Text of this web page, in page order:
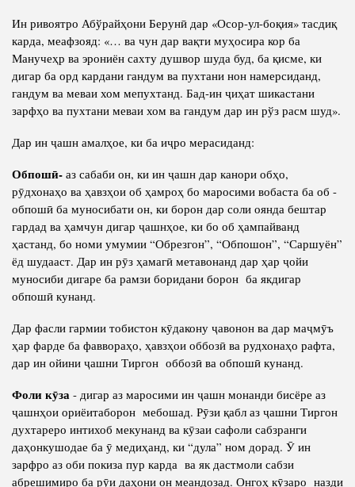
Ин ривоятро Абўрайҳони Берунӣ дар «Осор-ул-боқия» тасдиқ
карда, меафзояд: «… ва чун дар вақти муҳосира кор ба
Манучеҳр ва эрониён сахту душвор шуда буд, ба қисме, ки
дигар ба орд кардани гандум ва пухтани нон намерсиданд,
гандум ва меваи хом мепухтанд. Бад-ин ҷиҳат шикастани
зарфҳо ва пухтани меваи хом ва гандум дар ин рўз расм шуд».
Дар ин ҷашн амалҳое, ки ба иҷро мерасиданд:
Обпошӣ- аз сабаби он, ки ин ҷашн дар канори обҳо,
рӯдхонаҳо ва ҳавзҳои об ҳамроҳ бо маросими вобаста ба об -
обпошӣ ба муносибати он, ки борон дар соли оянда бештар
гардад ва ҳамчун дигар ҷашнҳое, ки бо об ҳампайванд
ҳастанд, бо номи умумии “Обрезгон”, “Обпошон”, “Саршуён”
ёд шудааст. Дар ин рӯз ҳамагӣ метавонанд дар ҳар ҷойи
муносиби дигаре ба рамзи боридани борон ба якдигар
обпошӣ кунанд.
Дар фасли гармии тобистон кӯдакону ҷавонон ва дар маҷмӯъ
ҳар фарде ба фаввораҳо, ҳавзҳои оббозӣ ва рудхонаҳо рафта,
дар ин ойини ҷашни Тиргон оббозӣ ва обпошӣ кунанд.
Фоли кӯза - дигар аз маросими ин ҷашн монанди бисёре аз
ҷашнҳои ориёитаборон мебошад. Рӯзи қабл аз ҷашни Тиргон
духтареро интихоб мекунанд ва кӯзаи сафоли сабзранги
даҳонкушодае ба ӯ медиҳанд, ки “дула” ном дорад. Ӯ ин
зарфро аз оби покиза пур карда ва як дастмоли сабзи
абрешимиро ба рӯи даҳони он меандозад. Онгоҳ кӯзаро назди